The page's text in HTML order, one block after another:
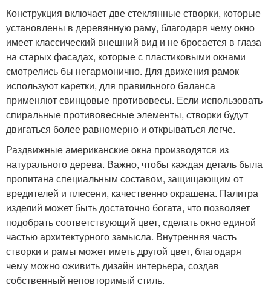
Конструкция включает две стеклянные створки, которые
установлены в деревянную раму, благодаря чему окно
имеет классический внешний вид и не бросается в глаза
на старых фасадах, которые с пластиковыми окнами
смотрелись бы негармонично. Для движения рамок
используют каретки, для правильного баланса
применяют свинцовые противовесы. Если использовать
спиральные противовесные элементы, створки будут
двигаться более равномерно и открываться легче.
Раздвижные американские окна производятся из
натурального дерева. Важно, чтобы каждая деталь была
пропитана специальным составом, защищающим от
вредителей и плесени, качественно окрашена. Палитра
изделий может быть достаточно богата, что позволяет
подобрать соответствующий цвет, сделать окно единой
частью архитектурного замысла. Внутренняя часть
створки и рамы может иметь другой цвет, благодаря
чему можно оживить дизайн интерьера, создав
собственный неповторимый стиль.